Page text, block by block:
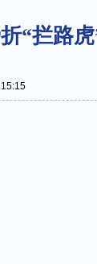
“拦路